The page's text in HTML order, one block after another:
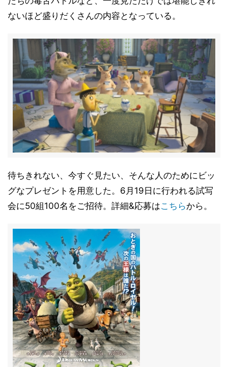
ないほど盛りだくさんの内容となっている。
待ちきれない、今すぐ見たい、そんな人のためにビッ
グなプレゼントを用意した。6月19日に行われる試写
会に50組100名をご招待。詳細&応募はこちらから。